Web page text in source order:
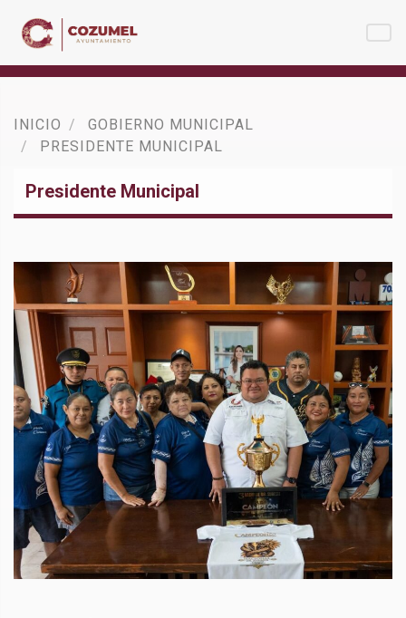
INICIO
GOBIERNO MUNICIPAL
PRESIDENTE MUNICIPAL
Presidente Municipal